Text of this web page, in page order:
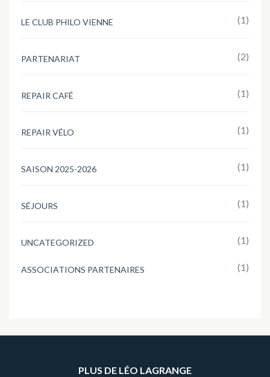
LE CLUB PHILO VIENNE (1)
PARTENARIAT (2)
REPAIR CAFÉ (1)
REPAIR VÉLO (1)
SAISON 2025-2026 (1)
SÉJOURS (1)
UNCATEGORIZED (1)
ASSOCIATIONS PARTENAIRES (1)
PLUS DE LÉO LAGRANGE